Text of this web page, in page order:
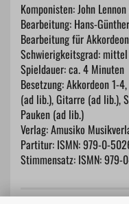
Komponisten: John
Bearbeitung: Hans-
Bearbeitung für
Schwierigkeitsgrad: mittel
Spieldauer: ca. 4 Minuten
Besetzung: Akkordeon 1-
(ad lib.), Gitarre (ad lib.),
Pauken (ad lib.)
Verlag: Amusiko
Partitur: ISMN: 979-0-
Stimmensatz: ISMN: 979-